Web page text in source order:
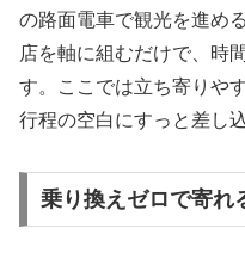
の路面電車で観光を進め
店を軸に組むだけで、時
す。ここでは立ち寄りや
行程の空白にすっと差し
乗り換えゼロで寄れ